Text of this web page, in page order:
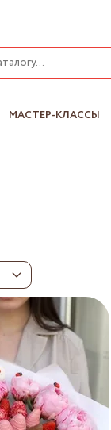
МАСТЕР-КЛАССЫ